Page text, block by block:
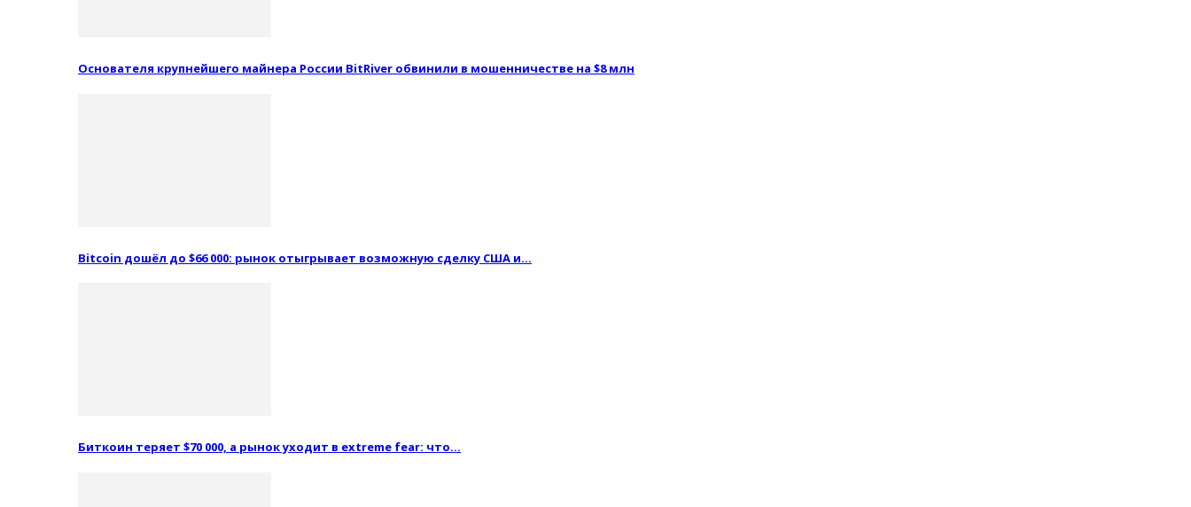
Основателя крупнейшего майнера России BitRiver обвинили в мошенничестве на $8 млн
Bitcoin дошёл до $66 000: рынок отыгрывает возможную сделку США и…
Биткоин теряет $70 000, а рынок уходит в extreme fear: что…